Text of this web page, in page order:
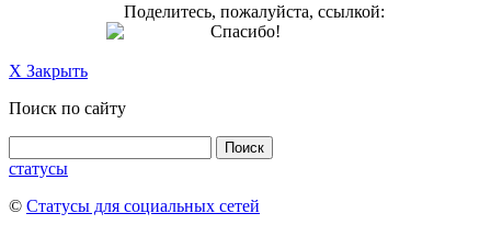
Поделитесь, пожалуйста, ссылкой:
Спасибо!
X Закрыть
Поиск по сайту
статусы
© Статусы для социальных сетей